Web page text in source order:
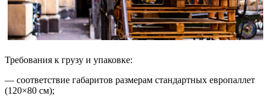
Требования к грузу и упаковке:
— соответствие габаритов размерам стандартных европаллет
(120×80 см);